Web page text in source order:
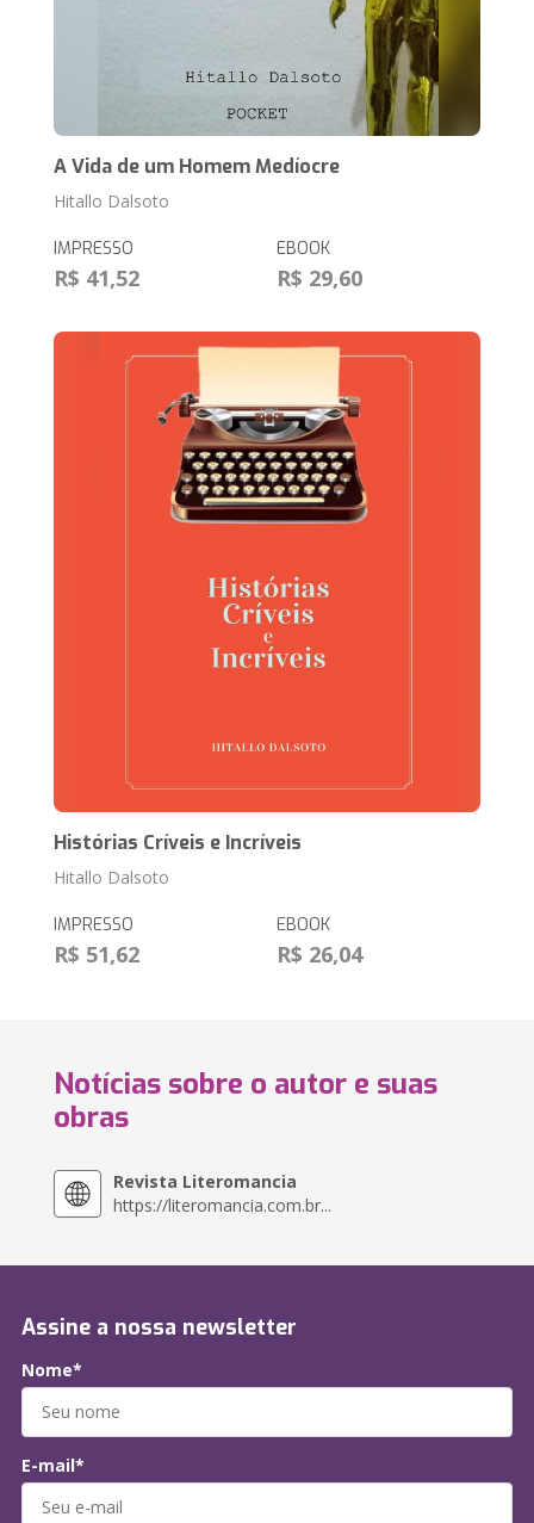
A Vida de um Homem Medíocre
Hitallo Dalsoto
IMPRESSO
R$ 41,52
EBOOK
R$ 29,60
Histórias Críveis e Incríveis
Hitallo Dalsoto
IMPRESSO
R$ 51,62
EBOOK
R$ 26,04
Notícias sobre o autor e suas
obras
Revista Literomancia
https://literomancia.com.br...
Assine a nossa newsletter
Nome*
E-mail*